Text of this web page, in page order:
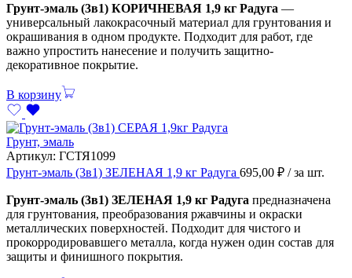
Грунт-эмаль (3в1) КОРИЧНЕВАЯ 1,9 кг Радуга —
универсальный лакокрасочный материал для грунтования и
окрашивания в одном продукте. Подходит для работ, где
важно упростить нанесение и получить защитно-
декоративное покрытие.
В корзину
Грунт, эмаль
Артикул: ГСТЯ1099
Грунт-эмаль (3в1) ЗЕЛЕНАЯ 1,9 кг Радуга 695,00 ₽ / за шт.
Грунт-эмаль (3в1) ЗЕЛЕНАЯ 1,9 кг Радуга предназначена
для грунтования, преобразования ржавчины и окраски
металлических поверхностей. Подходит для чистого и
прокорродировавшего металла, когда нужен один состав для
защиты и финишного покрытия.